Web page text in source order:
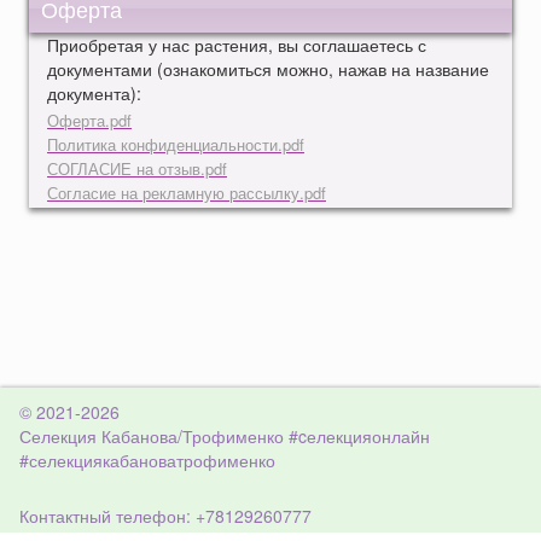
Оферта
Приобретая у нас растения, вы соглашаетесь с
документами (ознакомиться можно, нажав на название
документа):
Оферта.pdf
Политика конфиденциальности.pdf
СОГЛАСИЕ на отзыв.pdf
Согласие на рекламную рассылку.pdf
© 2021-2026
Селекция Кабанова/Трофименко #cелекцияонлайн
#селекциякабановатрофименко
Контактный телефон: +78129260777